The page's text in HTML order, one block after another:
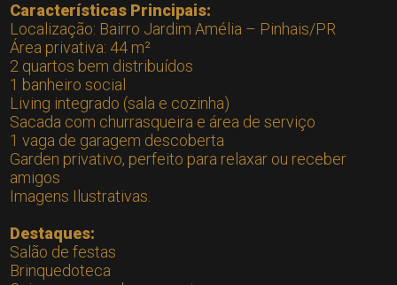
Características Principais:
Localização: Bairro Jardim Amélia – Pinhais/PR
Área privativa: 44 m²
2 quartos bem distribuídos
1 banheiro social
Living integrado (sala e cozinha)
Sacada com churrasqueira e área de serviço
1 vaga de garagem descoberta
Garden privativo, perfeito para relaxar ou receber
amigos
Imagens Ilustrativas.
Destaques:
Salão de festas
Brinquedoteca